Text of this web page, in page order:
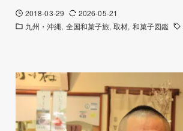
2018-03-29
2026-05-21
九州・沖縄 全国和菓子旅 取材 和菓子図鑑